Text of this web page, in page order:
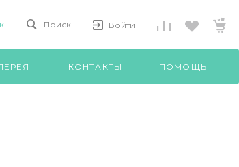
Поиск Войти
КОНТАКТЫ ПОМОЩЬ